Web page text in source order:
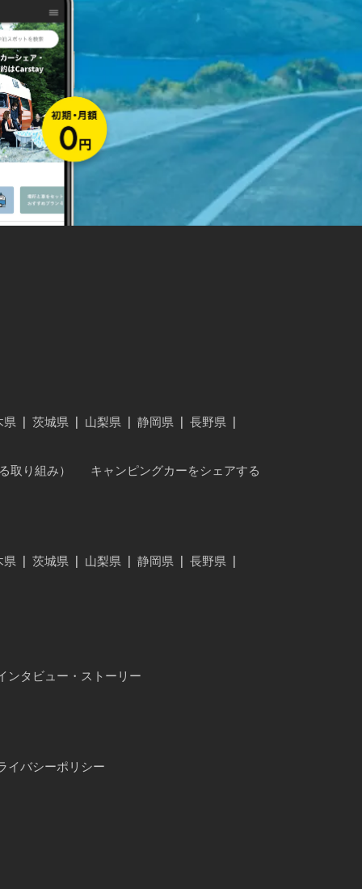
県 茨城県 山梨県 静岡県 長野県
取り組み）
キャンピングカーをシェアする
県 茨城県 山梨県 静岡県 長野県
ンタビュー・ストーリー
イバシーポリシー